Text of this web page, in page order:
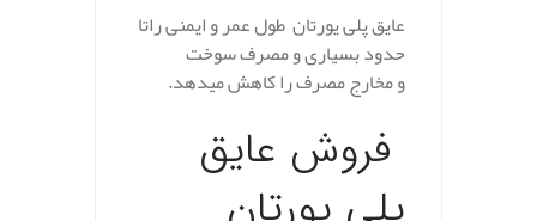
عایق پلی یورتانطول عمر و ایمنی راتا
حدود بسیاری و مصرف سوخت
و مخارج مصرف را کاهش میدهد.
فروش عایق